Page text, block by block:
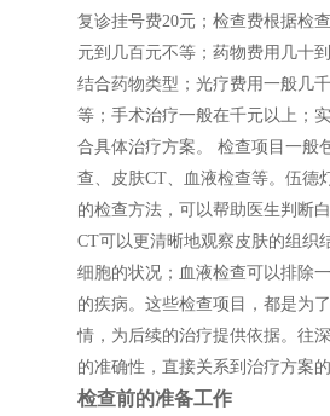
复诊挂号费20元；检查费根据检
元到几百元不等；药物费用几十
结合药物类型；光疗费用一般几
等；手术治疗一般在千元以上；
合具体治疗方案。 检查项目一般
查、皮肤CT、血液检查等。伍德
的检查方法，可以帮助医生判断
CT可以更清晰地观察皮肤的组织
细胞的状况；血液检查可以排除
的疾病。这些检查项目，都是为
情，为后续的治疗提供依据。往
的准确性，直接关系到治疗方案的
检查前的准备工作